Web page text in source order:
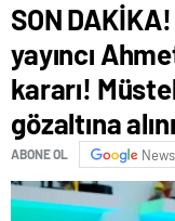
SON
yayıncı
kararı!
gözaltına
ABONE OL News